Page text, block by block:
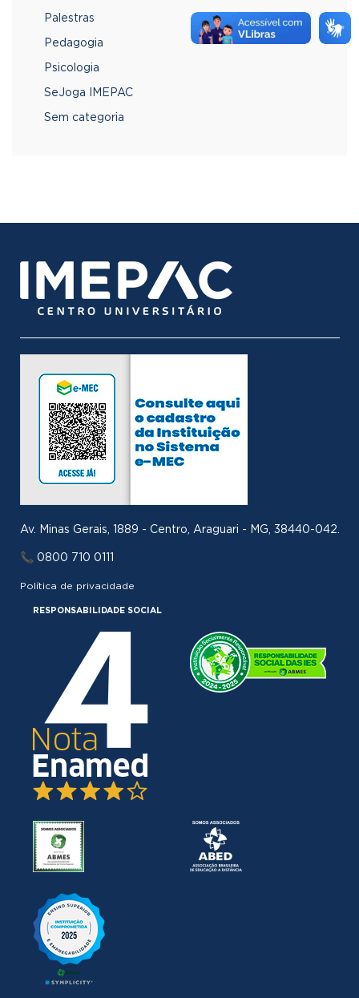
Palestras
Pedagogia
Psicologia
SeJoga IMEPAC
Sem categoria
Av. Minas Gerais, 1889 - Centro, Araguari - MG, 38440-042.
📞 0800 710 0111
Política de privacidade
RESPONSABILIDADE SOCIAL